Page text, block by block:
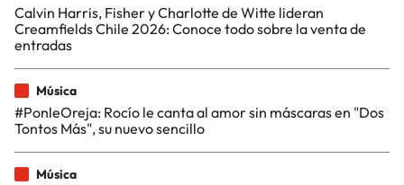
Calvin Harris, Fisher y Charlotte de Witte lideran
Creamfields Chile 2026: Conoce todo sobre la venta de
entradas
Música
#PonleOreja: Rocío le canta al amor sin máscaras en "Dos
Tontos Más", su nuevo sencillo
Música